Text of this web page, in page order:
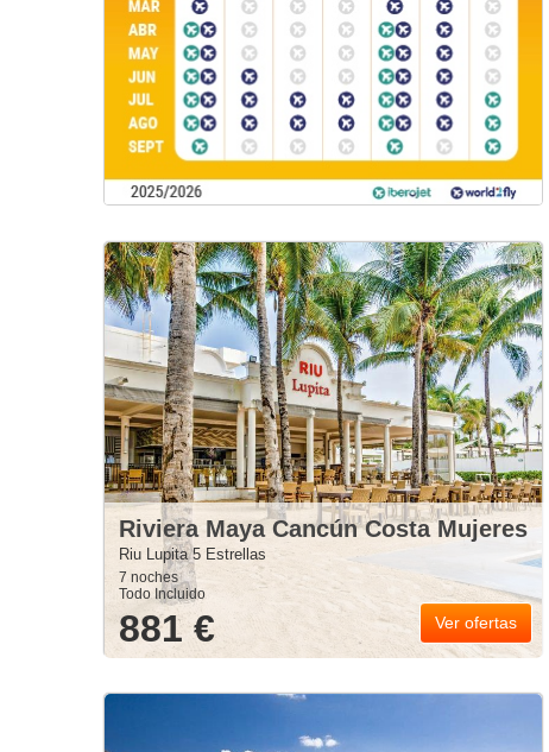
Riviera Maya Cancún Costa Mujeres
Riu Lupita 5 Estrellas
7 noches
Todo Incluido
881 € Ver ofertas